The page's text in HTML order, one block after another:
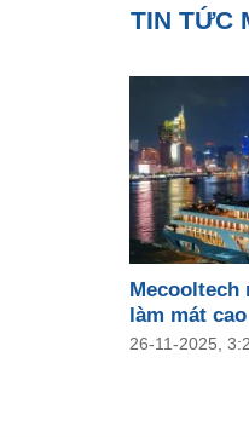
TIN TỨC
Mecooltech
làm mát
Rever
26-11-2025,